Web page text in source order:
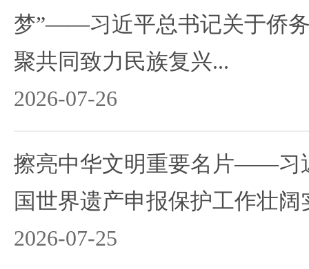
梦”——习近平总书记关于侨
聚共同致力民族复兴...
2026-07-26
擦亮中华文明重要名片——习
国世界遗产申报保护工作壮阔
2026-07-25